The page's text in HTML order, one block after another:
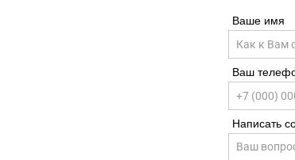
Ваше имя
Ваш
Написать